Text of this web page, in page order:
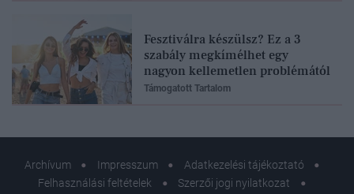
Fesztiválra készülsz? Ez a 3
szabály megkímélhet egy
nagyon kellemetlen problémától
Támogatott Tartalom
Archívum Impresszum
Adatkezelési tájékoztató
Felhasználási feltételek
Szerzői jogi nyilatkozat